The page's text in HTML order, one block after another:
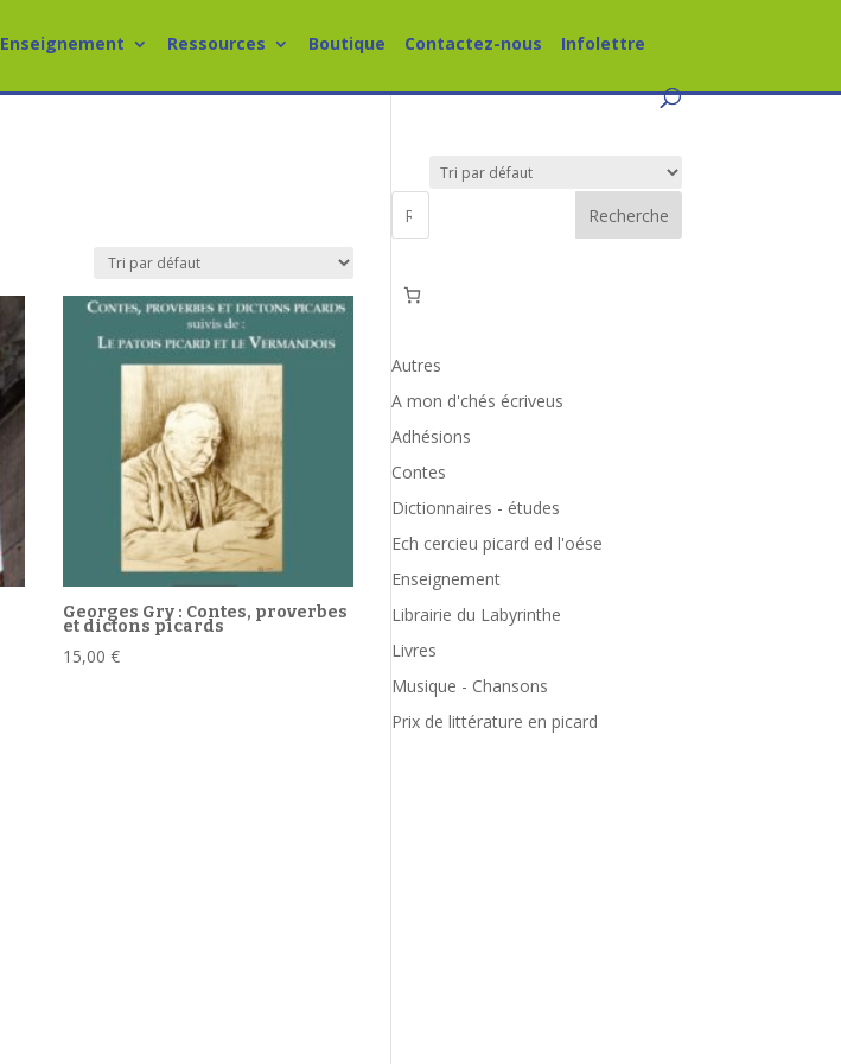
Enseignement Ressources Boutique Contactez-nous Infolettre
Georges Gry : Contes, proverbes
et dictons picards
15,00€
Recherche
Autres
A mon d'chés écriveus
Adhésions
Contes
Dictionnaires - études
Ech cercieu picard ed l'oése
Enseignement
Librairie du Labyrinthe
Livres
Musique - Chansons
Prix de littérature en picard